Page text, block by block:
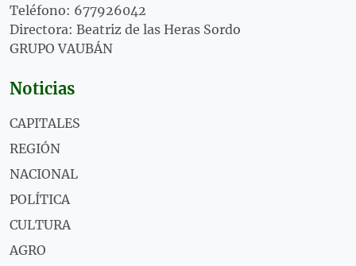
Teléfono: 677926042
Directora: Beatriz de las Heras Sordo
GRUPO VAUBÁN
Noticias
CAPITALES
REGIÓN
NACIONAL
POLÍTICA
CULTURA
AGRO